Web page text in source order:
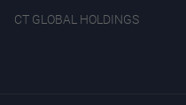
CT GLOBAL HOLDINGS